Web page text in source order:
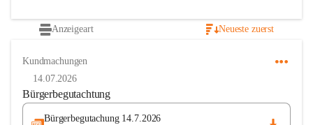
Anzeigeart Neueste zuerst
Kundmachungen
14.07.2026
Bürgerbegutachtung
Bürgerbegutachung 14.7.2026